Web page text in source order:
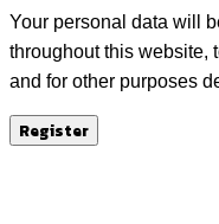
Your personal data will
throughout this website,
and for other purposes
Register